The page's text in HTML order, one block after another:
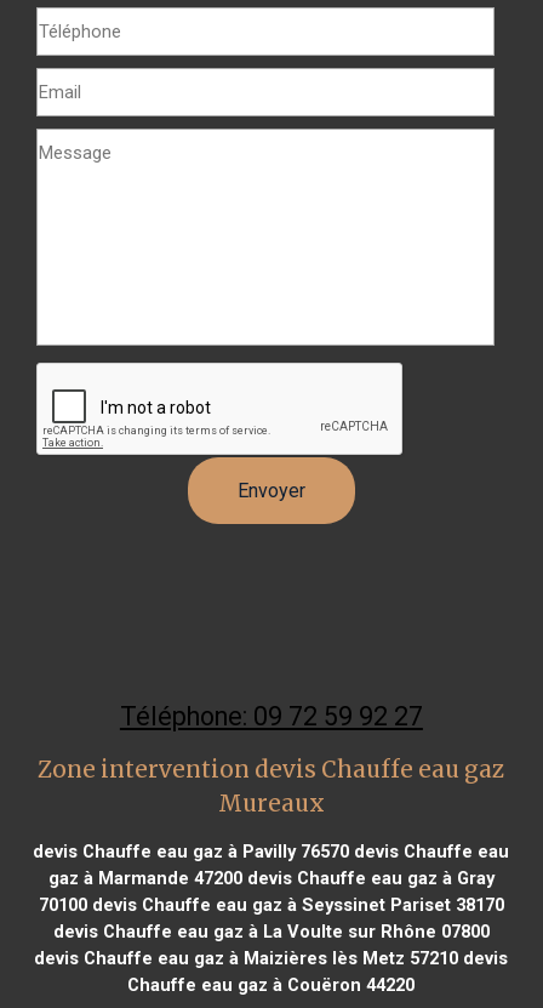
Téléphone: 09 72 59 92 27
Zone intervention devis Chauffe eau gaz
Mureaux
devis Chauffe eau gaz à Pavilly 76570 devis Chauffe eau
gaz à Marmande 47200devis Chauffe eau gaz à Gray
70100devis Chauffe eau gaz à Seyssinet Pariset 38170
devis Chauffe eau gaz à La Voulte sur Rhône 07800
devis Chauffe eau gaz à Maizières lès Metz 57210 devis
Chauffe eau gaz à Couëron 44220